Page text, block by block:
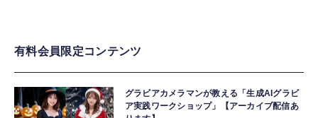
有料会員限定コンテンツ
グラビアカメラマンが教える「生成AIグラビ
ア実践ワークショップ」【アーカイブ配信あ